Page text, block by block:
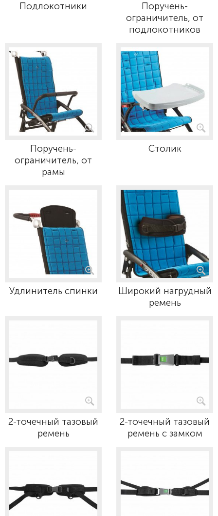
Подлокотники
Поручень-
ограничитель, от
подлокотников
Поручень-
ограничитель, от
рамы
Столик
Удлинитель спинки
Широкий нагрудный
ремень
2-точечный тазовый
ремень
2-точечный тазовый
ремень с замком